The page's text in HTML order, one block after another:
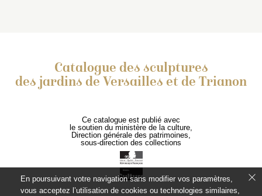
Catalogue des sculptures
des jardins de Versailles et de Trianon
Ce catalogue est publié avec
le soutien du ministère de la culture,
Direction générale des patrimoines,
sous-direction des collections
En poursuivant votre navigation sans modifier vos paramètres,
vous acceptez l’utilisation de cookies ou technologies similaires,